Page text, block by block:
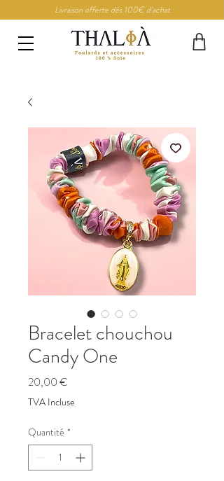
Livraison offerte dès 100€ d’achat
Bracelet chouchou
Candy One
20,00 €
TVA Incluse
Quantité *